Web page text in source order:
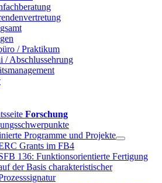
/ Praktikum
/ Abschlussehrung
Forschung
Programme und Projekte
Grants im FB4
136: Funktionsorientierte Fertigung
der Basis charakteristischer